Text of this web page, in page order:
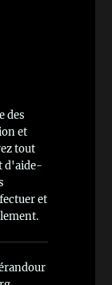
des
et
tout
d'aide-
et